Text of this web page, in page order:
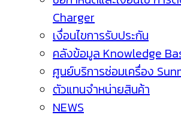
Charger
เงื่อนไขการรับประกัน
คลังข้อมูล Knowledge
ศูนย์บริการซ่อมเครื่อง
ตัวแทนจำหน่ายสินค้า
NEWS